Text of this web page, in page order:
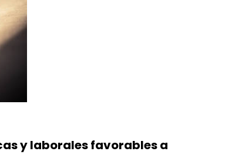
y laborales favorables a